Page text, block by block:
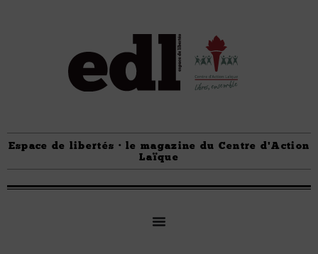
Espace de libertés · le magazine du Centre d'Action
Laïque